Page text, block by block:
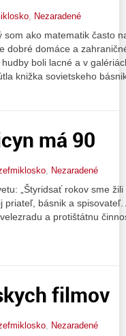
Nezaradené
ako matematik často
dobré domáce a
boli lacné a v
knižka sovietskeho
má 90
, Nezaradené
„Štyridsať rokov sme
priateľ, básnik a
a protištátnu
filmov
, Nezaradené